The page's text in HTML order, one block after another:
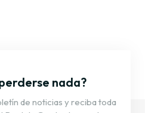
nada?
de noticias y reciba toda